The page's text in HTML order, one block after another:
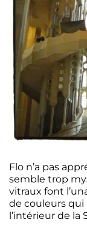
Flo n’a pas
semble trop
vitraux font
de couleurs
l’intérieur de la